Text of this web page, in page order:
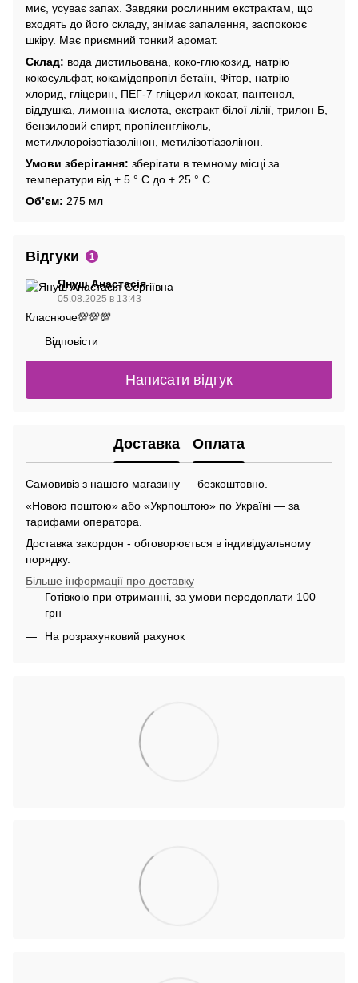
миє, усуває запах. Завдяки рослинним екстрактам, що
входять до його складу, знімає запалення, заспокоює
шкіру. Має приємний тонкий аромат.
Склад: вода дистильована, коко-глюкозид, натрію
кокосульфат, кокамідопропіл бетаїн, Фітор, натрію
хлорид, гліцерин, ПЕГ-7 гліцерил кокоат, пантенол,
віддушка, лимонна кислота, екстракт білої лілії, трилон Б,
бензиловий спирт, пропіленгліколь,
метилхлороізотіазолінон, метилізотіазолінон.
Умови зберігання: зберігати в темному місці за
температури від + 5 ° С до + 25 ° С.
Об’єм: 275 мл
Відгуки 1
Януш Анастасія
05.08.2025 в 13:43
Класнюче💯💯💯
Відповісти
Написати відгук
Доставка Оплата
Самовивіз з нашого магазину — безкоштовно.
«Новою поштою» або «Укрпоштою» по Україні — за
тарифами оператора.
Доставка закордон - обговорюється в індивідуальному
порядку.
Більше інформації про доставку
Готівкою при отриманні, за умови передоплати 100
грн
На розрахунковий рахунок